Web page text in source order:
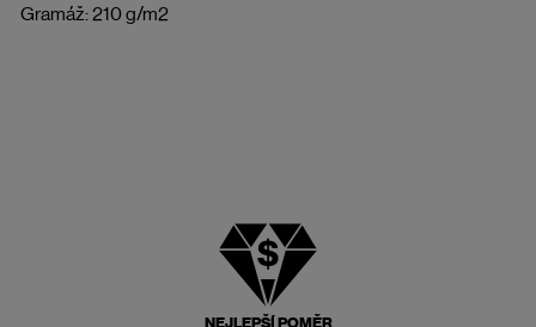
Gramáž: 210 g/m2
NEJLEPŠÍ POMĚR